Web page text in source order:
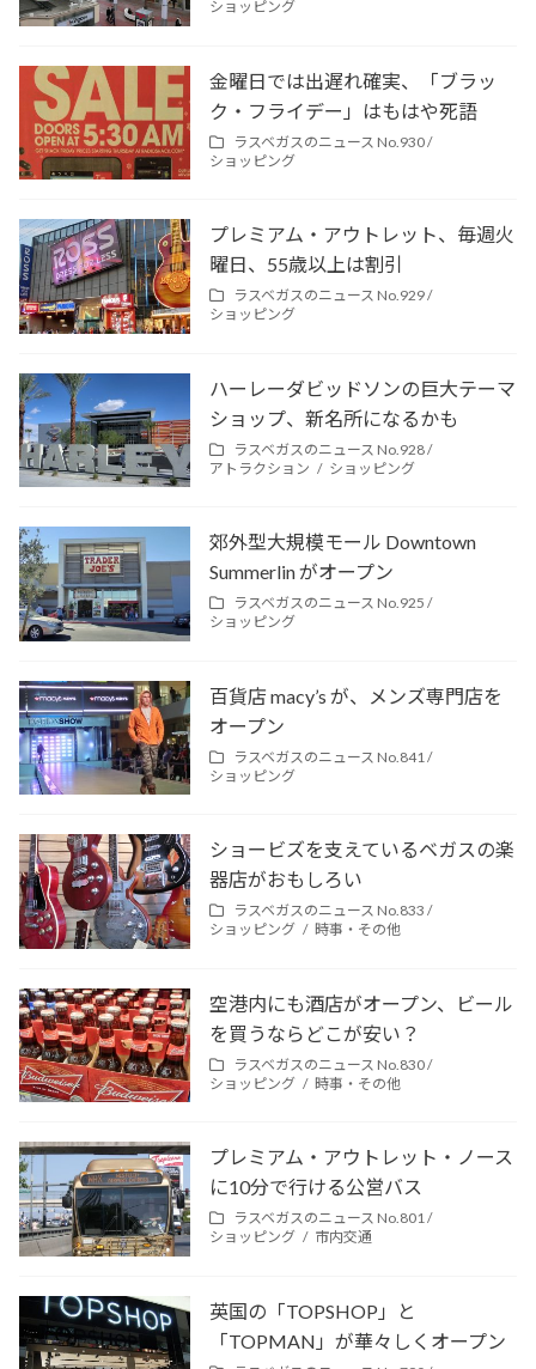
ショッピング
金曜日では出遅れ確実、「ブラッ
ク・フライデー」はもはや死語
ラスベガスのニュース No.930 /
ショッピング
プレミアム・アウトレット、毎週火
曜日、55歳以上は割引
ラスベガスのニュース No.929 /
ショッピング
ハーレーダビッドソンの巨大テーマ
ショップ、新名所になるかも
ラスベガスのニュース No.928 /
アトラクション
ショッピング
郊外型大規模モール Downtown
Summerlin がオープン
ラスベガスのニュース No.925 /
ショッピング
百貨店 macy’s が、メンズ専門店を
オープン
ラスベガスのニュース No.841 /
ショッピング
ショービズを支えているベガスの楽
器店がおもしろい
ラスベガスのニュース No.833 /
ショッピング
時事・その他
空港内にも酒店がオープン、ビール
を買うならどこが安い？
ラスベガスのニュース No.830 /
ショッピング
時事・その他
プレミアム・アウトレット・ノース
に10分で行ける公営バス
ラスベガスのニュース No.801 /
ショッピング
市内交通
英国の「TOPSHOP」と
「TOPMAN」が華々しくオープン